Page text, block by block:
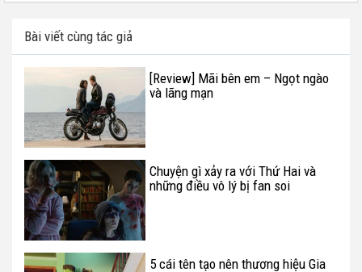
Bài viết cùng tác giả
[Review] Mãi bên em – Ngọt ngào
và lãng mạn
Chuyện gì xảy ra với Thứ Hai và
những điều vô lý bị fan soi
5 cái tên tạo nên thương hiệu Gia